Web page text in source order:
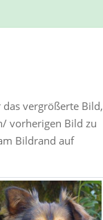
vergrößerte Bild,
vorherigen Bild zu
Bildrand auf